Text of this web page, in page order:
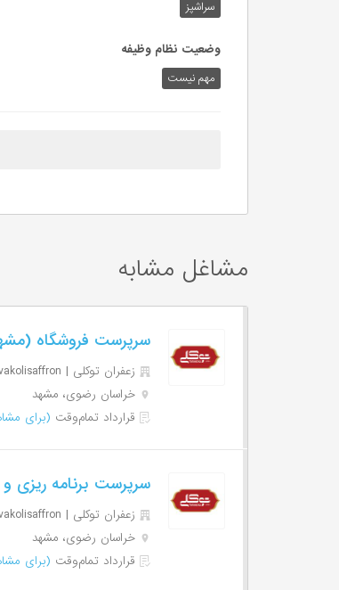
سراشپز
وضعیت نظام وظیفه
مهم‌ نیست
مشاغل مشابه
سرپرست فروشگاه
زعفران توکلی | Tavakolisaffron
خراسان رضوی، مشهد
قرارداد تمام‌وقت (برای
سرپرست برنامه ریزی
زعفران توکلی | Tavakolisaffron
خراسان رضوی، مشهد
قرارداد تمام‌وقت (برای